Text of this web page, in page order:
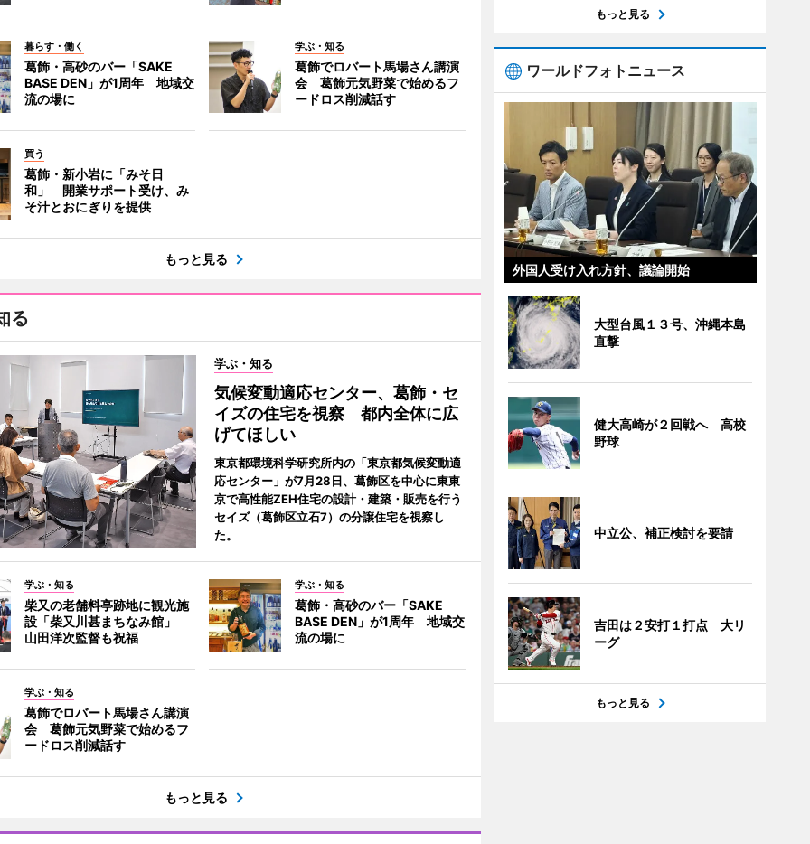
暮らす・働く
葛飾・高砂のバー「SAKE
BASE DEN」が1周年 地域交
流の場に
学ぶ・知る
葛飾でロバート馬場さん講演
会 葛飾元気野菜で始めるフ
ードロス削減話す
買う
葛飾・新小岩に「みそ日
和」 開業サポート受け、み
そ汁とおにぎりを提供
もっと見る
る
学ぶ・知る
気候変動適応センター、葛飾・セ
イズの住宅を視察 都内全体に広
げてほしい
東京都環境科学研究所内の「東京都気候変動適
応センター」が7月28日、葛飾区を中心に東東
京で高性能ZEH住宅の設計・建築・販売を行う
セイズ（葛飾区立石7）の分譲住宅を視察し
た。
学ぶ・知る
柴又の老舗料亭跡地に観光施
設「柴又川甚まちなみ館」
山田洋次監督も祝福
学ぶ・知る
葛飾・高砂のバー「SAKE
BASE DEN」が1周年 地域交
流の場に
学ぶ・知る
葛飾でロバート馬場さん講演
会 葛飾元気野菜で始めるフ
ードロス削減話す
もっと見る
もっと見る
ワールドフォトニュース
外国人受け入れ方針、議論開始
大型台風１３号、沖縄本島
直撃
健大高崎が２回戦へ 高校
野球
中立公、補正検討を要請
吉田は２安打１打点 大リ
ーグ
もっと見る